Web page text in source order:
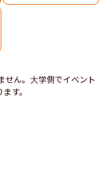
せん。大学側でイベント
す。